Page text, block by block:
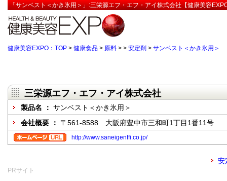
「サンベスト＜かき氷用＞」:三栄源エフ・エフ・アイ株式会社【健康美容
健康美容EXPO：TOP > 健康食品 > 原料 > > 安定剤 > サンベスト＜かき氷用＞
三栄源エフ・エフ・アイ株式会社
製品名 ： サンベスト＜かき氷用＞
会社概要 ： 〒561-8588 大阪府豊中市三和町1丁目1番11号
http://www.saneigenffi.co.jp/
安
PRサイト